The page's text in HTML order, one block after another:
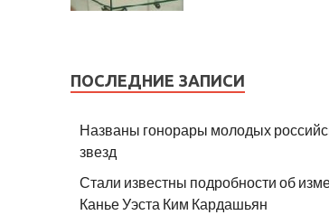
ПОСЛЕДНИЕ ЗАПИСИ
Названы гонорары молодых
звезд
Стали известны подробности об
Канье Уэста Ким Кардашьян